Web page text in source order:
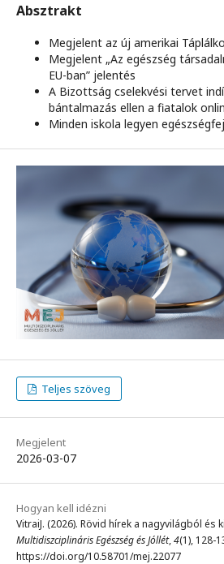
Absztrakt
Megjelent az új amerikai
Megjelent „Az egészség
EU-ban” jelentés
A Bizottság cselekvési tervet
bántalmazás ellen a fiatalok
Minden iskola legyen
Teljes szöveg
Megjelent
2026-03-07
Hogyan kell idézni
VitraiJ. (2026). Rövid hírek a nagyvilágból és
Multidiszciplináris Egészség és Jóllét,4(1), 128-
https://doi.org/10.58701/mej.22077